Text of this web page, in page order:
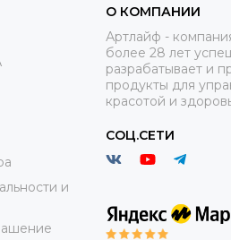
и
О КОМПАНИИ
Артлайф -
более 28 лет
разрабатывает и
продукты для
красотой и
СОЦ.СЕТИ